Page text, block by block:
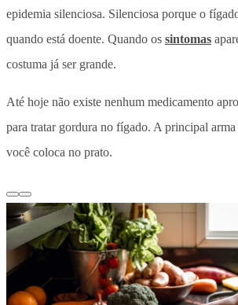
epidemia silenciosa. Silenciosa porque o
quando está doente. Quando os sintomas
costuma já ser grande.
Até hoje não existe nenhum medicamento
para tratar gordura no fígado. A principal
você coloca no prato.